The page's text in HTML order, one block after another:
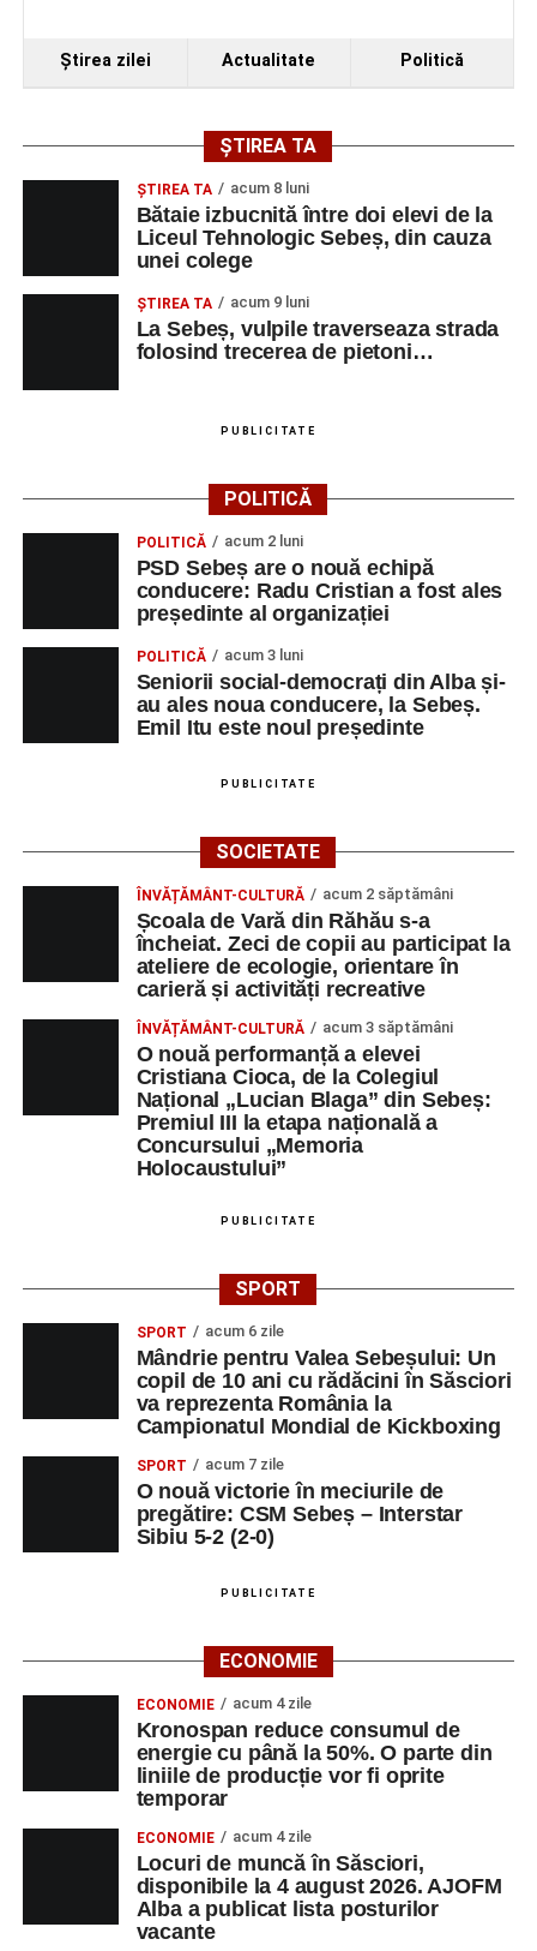
Ştirea zilei Actualitate Politică
ȘTIREA TA
ŞTIREA TA acum 8 luni
Bătaie izbucnită între doi elevi de la
Liceul Tehnologic Sebeș, din cauza
unei colege
ŞTIREA TA acum 9 luni
La Sebeș, vulpile traverseaza strada
folosind trecerea de pietoni…
PUBLICITATE
POLITICĂ
POLITICĂ acum 2 luni
PSD Sebeș are o nouă echipă
conducere: Radu Cristian a fost ales
președinte al organizației
POLITICĂ acum 3 luni
Seniorii social-democrați din Alba și-
au ales noua conducere, la Sebeș.
Emil Itu este noul președinte
PUBLICITATE
SOCIETATE
ÎNVĂȚĂMÂNT-CULTURĂ acum 2 săptămâni
Școala de Vară din Răhău s-a
încheiat. Zeci de copii au participat la
ateliere de ecologie, orientare în
carieră și activități recreative
ÎNVĂȚĂMÂNT-CULTURĂ acum 3 săptămâni
O nouă performanță a elevei
Cristiana Cioca, de la Colegiul
Național „Lucian Blaga” din Sebeș:
Premiul III la etapa națională a
Concursului „Memoria
Holocaustului”
PUBLICITATE
SPORT
SPORT acum 6 zile
Mândrie pentru Valea Sebeșului: Un
copil de 10 ani cu rădăcini în Săsciori
va reprezenta România la
Campionatul Mondial de Kickboxing
SPORT acum 7 zile
O nouă victorie în meciurile de
pregătire: CSM Sebeș – Interstar
Sibiu 5-2 (2-0)
PUBLICITATE
ECONOMIE
ECONOMIE acum 4 zile
Kronospan reduce consumul de
energie cu până la 50%. O parte din
liniile de producție vor fi oprite
temporar
ECONOMIE acum 4 zile
Locuri de muncă în Săsciori,
disponibile la 4 august 2026. AJOFM
Alba a publicat lista posturilor
vacante